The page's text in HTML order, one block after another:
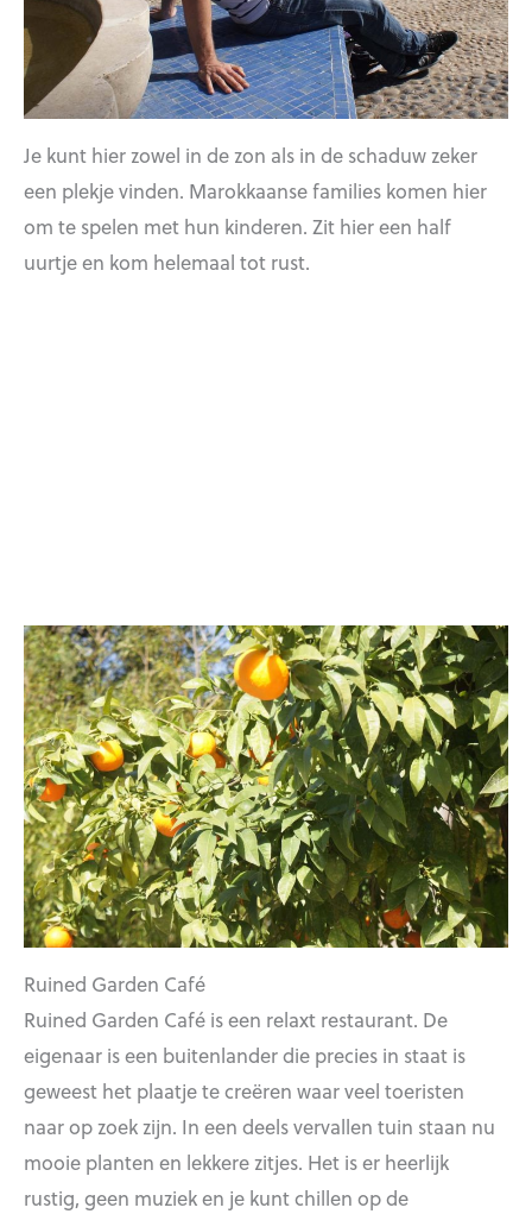
Je kunt hier zowel in de zon als in de schaduw zeker
een plekje vinden. Marokkaanse families komen hier
om te spelen met hun kinderen. Zit hier een half
uurtje en kom helemaal tot rust.
Ruined Garden Café
Ruined Garden Café is een relaxt restaurant. De
eigenaar is een buitenlander die precies in staat is
geweest het plaatje te creëren waar veel toeristen
naar op zoek zijn. In een deels vervallen tuin staan nu
mooie planten en lekkere zitjes. Het is er heerlijk
rustig, geen muziek en je kunt chillen op de